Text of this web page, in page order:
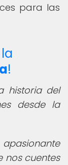
para las
!
historia del
desde la
nos cuentes